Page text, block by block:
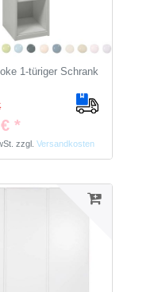
1-türiger Schrank
*
zzgl.Versandkosten